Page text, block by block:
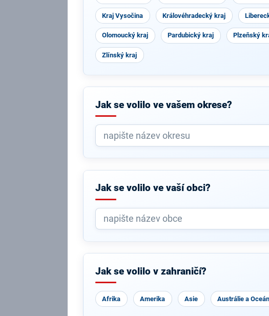
Kraj Vysočina Královéhradecký kraj
Olomoucký kraj Pardubický kraj Plzeňský
Zlínský kraj
Jak se volilo ve vašem okrese?
Jak se volilo ve vaší obci?
Jak se volilo v zahraničí?
Afrika Amerika Asie Austrálie a